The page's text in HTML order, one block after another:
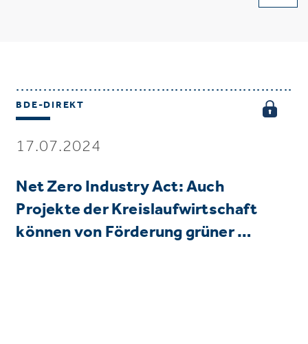
BDE-DIREKT
17.07.2024
Net Zero Industry Act: Auch
Projekte der Kreislaufwirtschaft
können von Förderung grüner …